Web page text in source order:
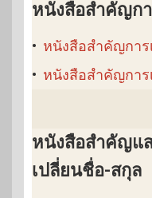
หนังสือสำคัญก
• หนังสือสำคัญการ
• หนังสือสำคัญการ
หนังสือสำคัญแ
เปลี่ยนชื่อ-สกุล